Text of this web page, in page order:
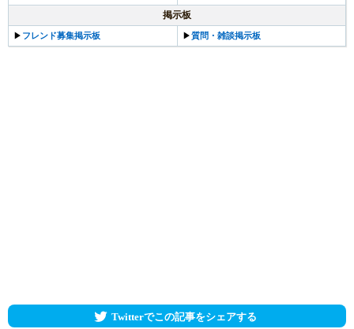
掲示板
▶︎ フレンド募集掲示板 ▶︎質問・雑談掲示板
Twitterでこの記事をシェアする